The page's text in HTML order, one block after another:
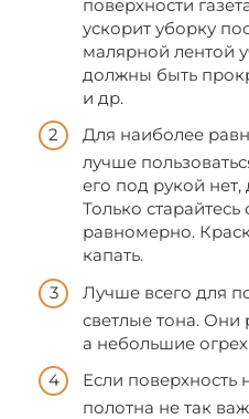
поверхности
ускорит уборку
малярной лентой
должны быть
и др.
Для наиболее
лучше
его под рукой нет,
Только старайтесь
равномерно.
капать.
Лучше всего для
светлые тона. Они
а небольшие
Если поверхность
полотна не так